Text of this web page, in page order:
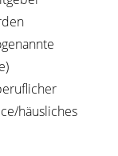
häusliches